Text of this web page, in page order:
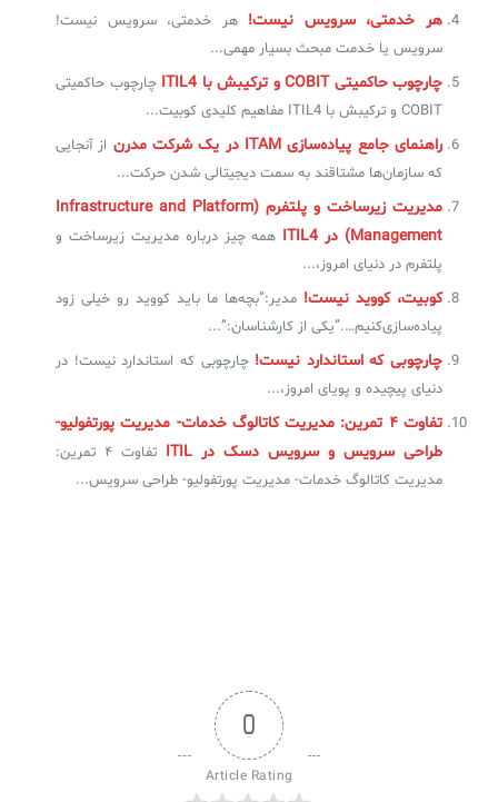
هر خدمتی، سرویس نیست! هر خدمتی، سرویس نیست!
سرویس یا خدمت مبحث بسیار مهمی...
چارچوب حاکمیتی COBIT و ترکیبش با ITIL4
چارچوب حاکمیتی
COBIT و ترکیبش با ITIL4 مفاهیم کلیدی کوبیت...
راهنمای جامع پیاده‌سازی ITAM در یک شرکت مدرن
از آنجایی
که سازمان‌ها مشتاقند به سمت دیجیتالی شدن حرکت...
مدیریت زیرساخت و پلتفرم (Infrastructure and Platform
Management) در ITIL4
همه چیز درباره مدیریت زیرساخت و
پلتفرم در دنیای امروز،...
کوبیت، کووید نیست! مدیر:”بچه‌ها ما باید کووید رو خیلی زود
پیاده‌سازی‌کنیم….”یکی از کارشناسان:”...
چارچوبی که استاندارد نیست! چارچوبی که استاندارد نیست! در
دنیای پیچیده و پویای امروز،...
تفاوت ۴ تمرین: مدیریت کاتالوگ خدمات- مدیریت پورتفولیو-
طراحی سرویس و سرویس دسک در ITIL
تفاوت ۴ تمرین:
مدیریت کاتالوگ خدمات- مدیریت پورتفولیو- طراحی سرویس...
0
Article Rating